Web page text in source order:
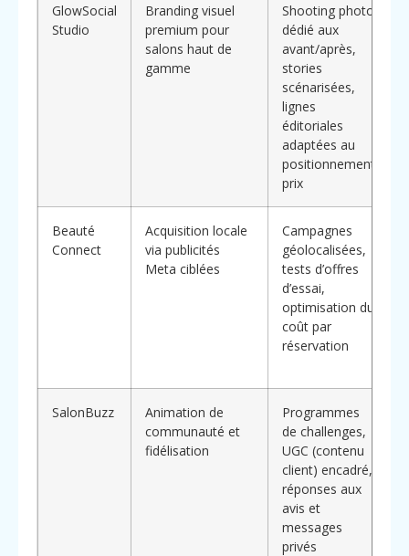
GlowSocial
Studio
Branding visuel
premium pour
salons haut de
gamme
Shooting photo
dédié aux
avant/après,
stories
scénarisées,
lignes
éditoriales
adaptées au
positionnement
prix
Beauté
Connect
Acquisition locale
via publicités
Meta ciblées
Campagnes
géolocalisées,
tests d’offres
d’essai,
optimisation du
coût par
réservation
SalonBuzz
Animation de
communauté et
fidélisation
Programmes
de challenges,
UGC (contenu
client) encadré,
réponses aux
avis et
messages
privés